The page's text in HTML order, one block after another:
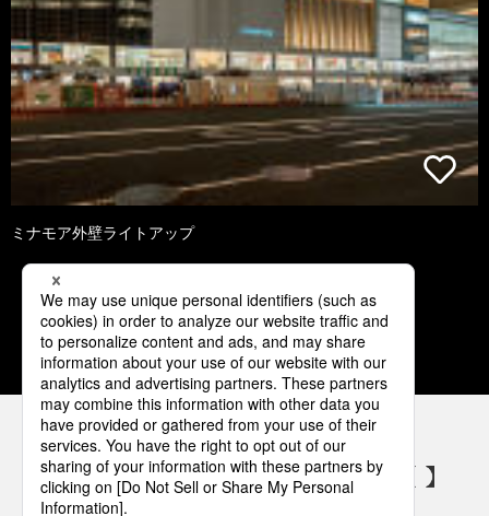
ミナモア外壁ライトアップ
1 2 3 4 5
パナソニックの電気設備 SNSアカウント